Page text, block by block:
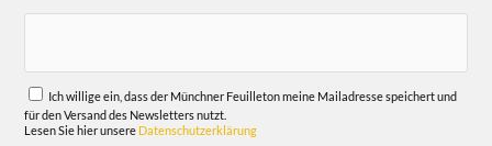
Ich willige ein, dass der Münchner Feuilleton meine Mailadresse speichert und
für den Versand des Newsletters nutzt.
Lesen Sie hier unsere Datenschutzerklärung